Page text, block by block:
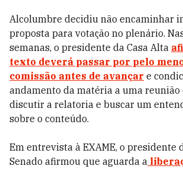
Alcolumbre decidiu não encaminhar
proposta para votação no plenário.
semanas, o presidente da Casa Alta
texto deverá passar por pelo
comissão antes de avançar e
andamento da matéria a uma
discutir a relatoria e buscar um
sobre o conteúdo.
Em entrevista à EXAME, o presidente
Senado afirmou que aguarda a